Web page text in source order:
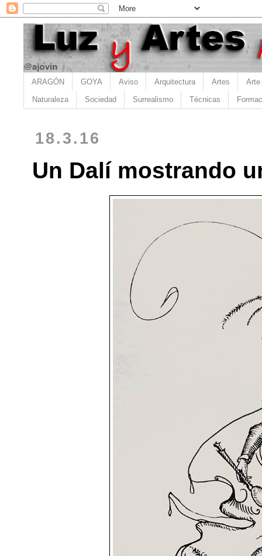
ARAGÓN GOYA Aviso Arquitectura Artes Arte
Naturaleza Sociedad Surrealismo Técnicas
18.3.16
Un Dalí mostrando